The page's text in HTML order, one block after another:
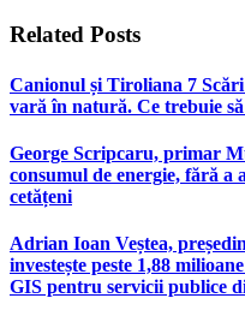
Related Posts
Canionul și Tiroliana 7
vară în natură. Ce trebuie
George Scripcaru, primar
consumul de energie, fără a
cetățeni
Adrian Ioan Veștea,
investește peste 1,88
GIS pentru servicii publice